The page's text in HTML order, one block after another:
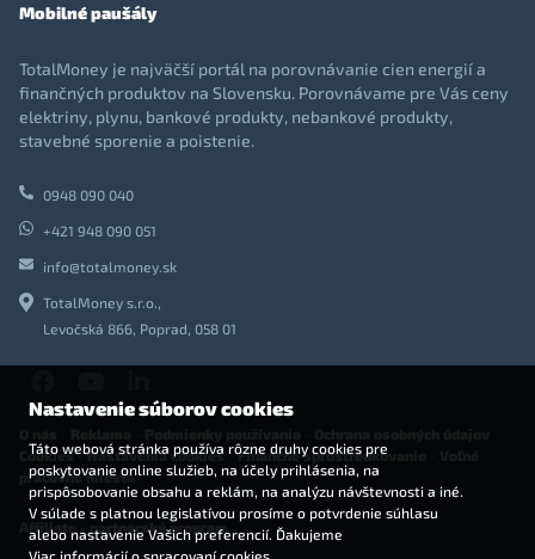
Mobilné paušály
TotalMoney je najväčší portál na porovnávanie cien energií a
finančných produktov na Slovensku. Porovnávame pre Vás ceny
elektriny, plynu, bankové produkty, nebankové produkty,
stavebné sporenie a poistenie.
0948 090 040
+421 948 090 051
info@totalmoney.sk
TotalMoney s.r.o.,
Levočská 866, Poprad, 058 01
Cookies-Nastavenia cookies -Finančné sprostredkovanie
pracovné miesta
Affiliate - partnerský program
Nastavenie súborov cookies
Táto webová stránka používa rôzne druhy cookies pre
poskytovanie online služieb, na účely prihlásenia, na
prispôsobovanie obsahu a reklám, na analýzu návštevnosti a iné.
V súlade s platnou legislatívou prosíme o potvrdenie súhlasu
alebo nastavenie Vašich preferencií. Ďakujeme
Viac informácií o spracovaní cookies